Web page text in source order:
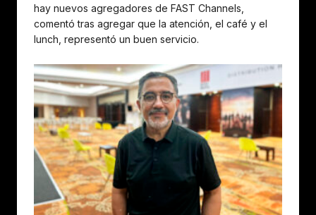
hay nuevos agregadores de FAST Channels,
comentó tras agregar que la atención, el café y el
lunch, representó un buen servicio.